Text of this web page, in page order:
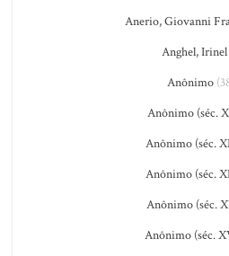
Anerio, Giovanni
Anghel, Irinel
Anônimo
Anônimo (séc.
Anônimo (séc.
Anônimo (séc.
Anônimo (séc.
Anônimo (séc.